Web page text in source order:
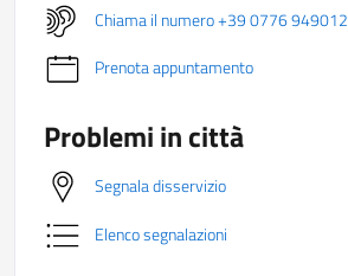
Chiama il numero +39 0776 949012
Prenota appuntamento
Problemi in città
Segnala disservizio
Elenco segnalazioni